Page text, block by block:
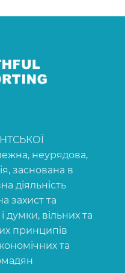
неурядова,
заснована в
діяльність
захист та
думки, вільних та
принципів
та